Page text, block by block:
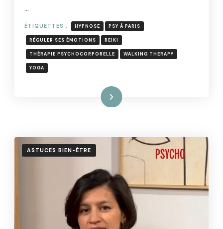
…
ÉTIQUETTES : HYPNOSE PSY À PARIS
RÉGULER SES ÉMOTIONS REIKI
THÉRAPIE PSYCHOCORPORELLE WALKING THERAPY
YOGA
Lire la suite
ASTUCES BIEN-ÊTRE